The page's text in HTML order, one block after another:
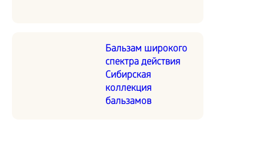
Бальзам широкого
спектра действия
Сибирская
коллекция
бальзамов